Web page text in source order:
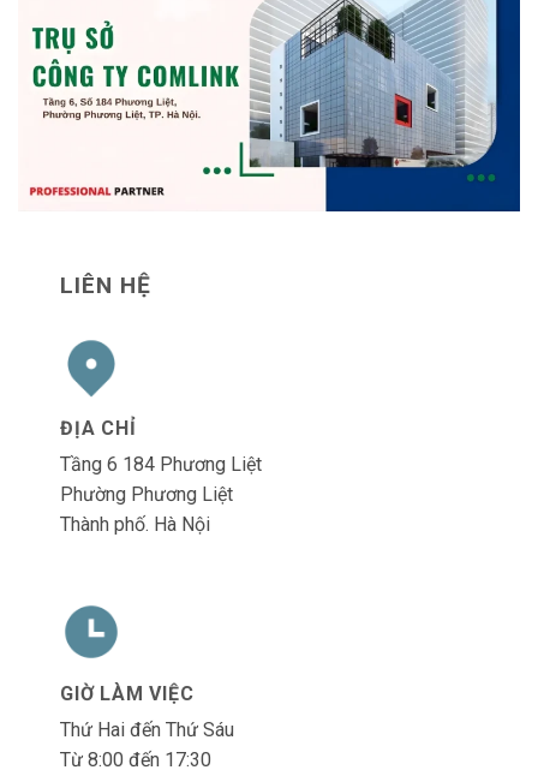
LIÊN HỆ
ĐỊA CHỈ
Tầng 6 184 Phương Liệt
Phường Phương Liệt
Thành phố. Hà Nội
GIỜ LÀM VIỆC
Thứ Hai đến Thứ Sáu
Từ 8:00 đến 17:30